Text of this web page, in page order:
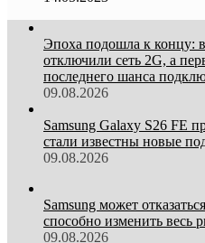
Эпоха подошла к концу:
отключили сеть 2G, а
последнего шанса
09.08.2026
Samsung Galaxy S26 FE
стали известны новые
09.08.2026
Samsung может
способно изменить весь
09.08.2026